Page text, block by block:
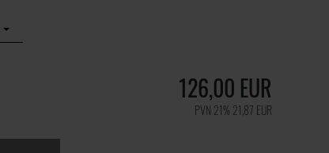
126,00 EUR
PVN 21% 21,87 EUR